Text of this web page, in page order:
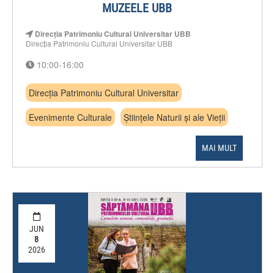
MUZEELE UBB
Direcția Patrimoniu Cultural Universitar UBB
Direcția Patrimoniu Cultural Universitar UBB
10:00-16:00
Direcția Patrimoniu Cultural Universitar
Evenimente Culturale
Științele Naturii și ale Vieții
MAI MULT
JUN
8
2026